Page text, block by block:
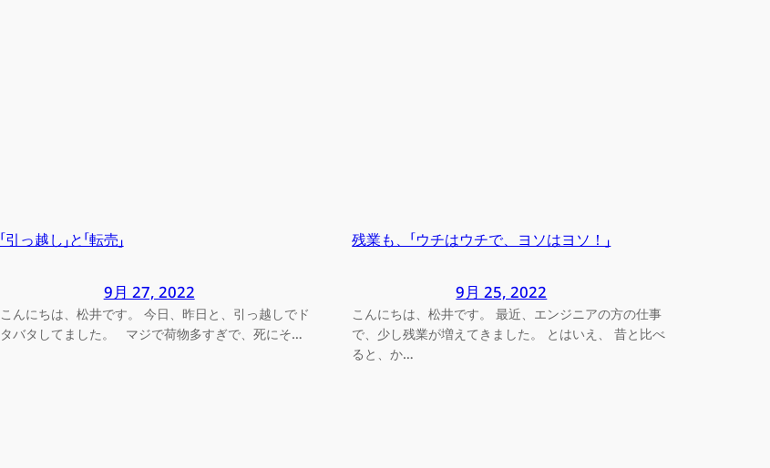
「引っ越し」と「転売」
9月 27, 2022
こんにちは、松井です。 今日、昨日と、引っ越しでド
タバタしてました。 マジで荷物多すぎで、死にそ…
残業も、「ウチはウチで、ヨソはヨソ！」
9月 25, 2022
こんにちは、松井です。 最近、エンジニアの方の仕事
で、少し残業が増えてきました。 とはいえ、 昔と比べ
ると、か…